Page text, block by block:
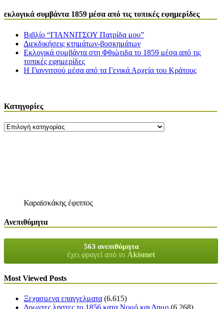
εκλογικά συμβάντα 1859 μέσα από τις τοπικές εφημερίδες
Βιβλίο “ΓΙΑΝΝΙΤΣΟΥ Πατρίδα μου”
Διεκδικήσεις κτημάτων-βοσκημάτων
Εκλογικά συμβάντα στη Φθιώτιδα το 1859 μέσα από τις
τοπικές εφημερίδες
Η Γιαννιτσού μέσα από τα Γενικά Αρχεία του Κράτους
Kατηγορίες
Kατηγορίες
Καραϊσκάκης έφιππος
Ανεπιθύμητα
563 ανεπιθύμητα
έχει φραγεί από το Akismet
Most Viewed Posts
Ξεχασμενα επαγγελματα (6.615)